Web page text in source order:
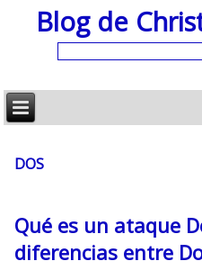
Blog de
DOS
Qué es un ataque
diferencias entre